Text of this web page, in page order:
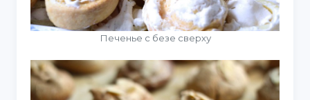
Печенье с безе сверху